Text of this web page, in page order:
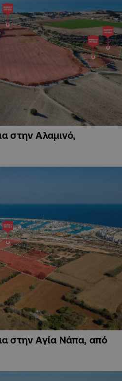
στην Αλαμινό,
στην Αγία Νάπα, από